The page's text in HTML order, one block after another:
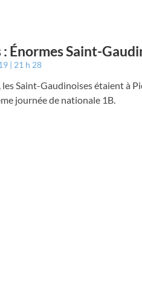
: Énormes Saint-
21 h 28
les Saint-Gaudinoises étaient à
journée de nationale 1B.